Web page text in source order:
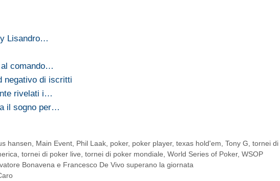
Lisandro…
al comando…
negativo di iscritti
rivelati i…
il sogno per…
hansen Main Event Phil Laak poker, poker player,texas hold'em ,Tony G ,tornei di
tornei di poker live tornei di poker mondiale World Series of Poker, WSOP
Bonavena e Francesco De Vivo superano la giornata